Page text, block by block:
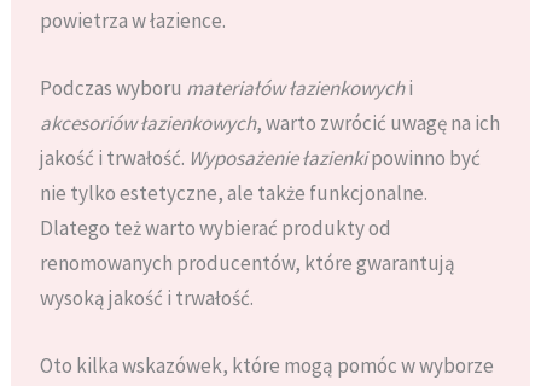
powietrza w łazience.
Podczas wyboru materiałów łazienkowychi
akcesoriów łazienkowych, warto zwrócić uwagę na ich
jakość i trwałość. Wyposażenie łazienkipowinno być
nie tylko estetyczne, ale także funkcjonalne.
Dlatego też warto wybierać produkty od
renomowanych producentów, które gwarantują
wysoką jakość i trwałość.
Oto kilka wskazówek, które mogą pomóc w wyborze